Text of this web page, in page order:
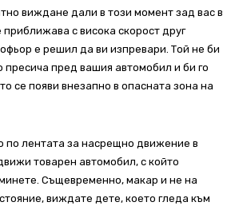
виждане дали в този момент зад вас в
с висока скорост друг
е решил да ви изпревари. Той не би
пресича пред вашия автомобил и би го
се появи внезапно в опасната зона на
по лентата за насрещно движение в
товарен автомобил, с който
Същевременно, макар и не на
виждате дете, което гледа към